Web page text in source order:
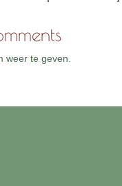
weer te geven.